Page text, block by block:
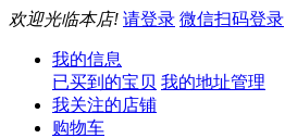
欢迎光临本店! 请登录 微信扫码登录
我的信息
已买到的宝贝 我的地址管理
我关注的店铺
购物车